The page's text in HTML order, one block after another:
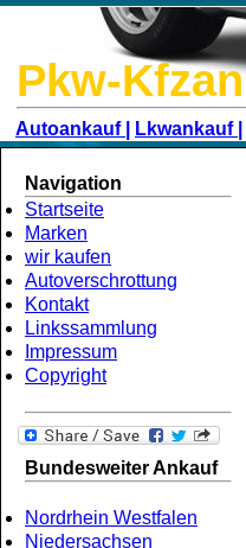
Pkw-
Autoankauf | Lkwankauf |
Navigation
Startseite
Marken
wir kaufen
Autoverschrottung
Kontakt
Linkssammlung
Impressum
Copyright
Bundesweiter Ankauf
Nordrhein Westfalen
Niedersachsen